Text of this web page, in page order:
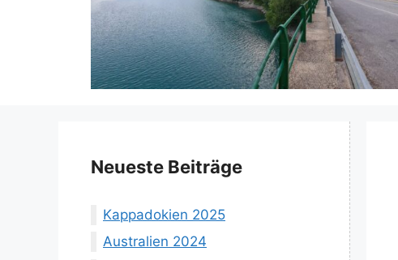
Neueste Beiträge
Kappadokien 2025
Australien 2024